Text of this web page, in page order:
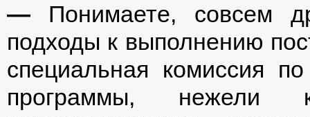
— Понимаете, совсем
подходы к выполнению
специальная комиссия
программы, нежели